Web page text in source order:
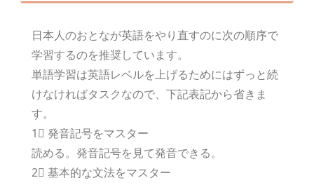
日本人のおとなが英語をやり直すのに次の順序で
学習するのを推奨しています。
単語学習は英語レベルを上げるためにはずっと続
けなければタスクなので、下記表記から省きま
す。
1⃣ 発音記号をマスター
読める。発音記号を見て発音できる。
2⃣ 基本的な文法をマスター